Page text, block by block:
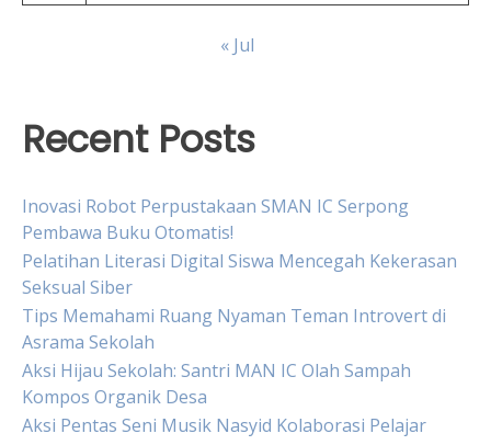
« Jul
Recent Posts
Inovasi Robot Perpustakaan SMAN IC Serpong
Pembawa Buku Otomatis!
Pelatihan Literasi Digital Siswa Mencegah Kekerasan
Seksual Siber
Tips Memahami Ruang Nyaman Teman Introvert di
Asrama Sekolah
Aksi Hijau Sekolah: Santri MAN IC Olah Sampah
Kompos Organik Desa
Aksi Pentas Seni Musik Nasyid Kolaborasi Pelajar